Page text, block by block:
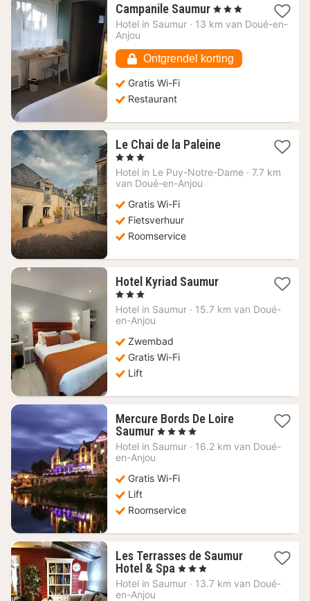
Campanile Saumur 1
nacht
€
, 3 Sterren
Hotel in Saumur · 13 km van Doué-en-
Anjou
Ontgrendel korting
Gratis Wi-Fi
Restaurant
Le Chai de la Paleine1
vanaf
, 3 Sterren
Hotel in Le Puy-Notre-Dame · 7.7 km
van Doué-en-Anjou
Gratis Wi-Fi
Fietsverhuur
Roomservice
Hotel Kyriad Saumur1
vanaf
, 3 Sterren
Hotel in Saumur · 15.7 km van Doué-
en-Anjou
Zwembad
Gratis Wi-Fi
Lift
Mercure Bords De Loire
Saumur 1
nacht
€
, 4 Sterren
Hotel in Saumur · 16.2 km van Doué-
en-Anjou
Gratis Wi-Fi
Lift
Roomservice
Les Terrasses de Saumur
Hotel & Spa 1
nacht
, 3 Sterren
Hotel in Saumur · 13.7 km van Doué-
en-Anjou